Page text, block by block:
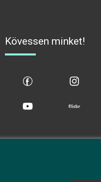
Kövessen minket!
flickr